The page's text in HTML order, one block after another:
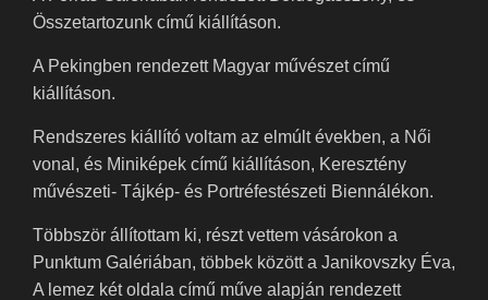
Összetartozunk című kiállításon.
A Pekingben rendezett Magyar művészet című
kiállításon.
Rendszeres kiállító voltam az elmúlt években, a Női
vonal, és Miniképek című kiállításon, Keresztény
művészeti- Tájkép- és Portréfestészeti Biennálékon.
Többször állítottam ki, részt vettem vásárokon a
Punktum Galériában, többek között a Janikovszky Éva,
A lemez két oldala című műve alapján rendezett